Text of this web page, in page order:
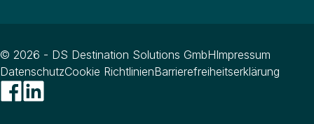
© 2026 - DS Destination Solutions GmbHImpressum
DatenschutzCookie RichtlinienBarrierefreiheitserklärung